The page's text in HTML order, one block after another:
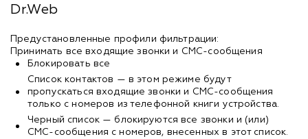
Dr.Web
Предустановленные профили фильтрации:
Принимать все входящие звонки и СМС-сообщения
Блокировать все
Список контактов — в этом режиме будут
пропускаться входящие звонки и СМС-сообщения
только с номеров из телефонной книги устройства.
Черный список — блокируются все звонки и (или)
СМС-сообщения с номеров, внесенных в этот список.